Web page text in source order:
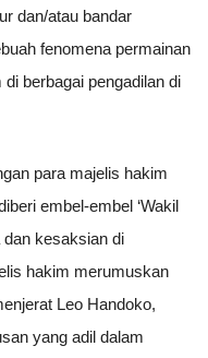
dan/atau bandar
fenomena permainan
berbagai pengadilan di
para majelis hakim
embel-embel ‘Wakil
dan kesaksian di
hakim merumuskan
Leo Handoko,
yang adil dalam